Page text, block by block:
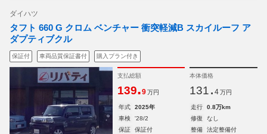
ダイハツ
タフト 660 G クロム ベンチャー 衝突軽減B スカイルーフ ア
ダプティブクル
保証付 車両品質保証書付 購入プラン付き
支払総額
139.9 万円
本体価格
131. 4 万円
年式 2025年 走行
0.8万km
車検
'28/2 修復
なし
保証
保証付 整備
法定整備付